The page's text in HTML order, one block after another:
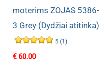
moterims ZOJAS 5386-
3 Grey (Dydžiai atitinka)
5 (1)
€60.00